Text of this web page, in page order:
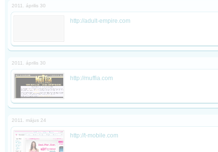
2011. április 30
http://adult-empire.com
2011. április 30
http://muffia.com
2011. május 24
http://t-mobile.com